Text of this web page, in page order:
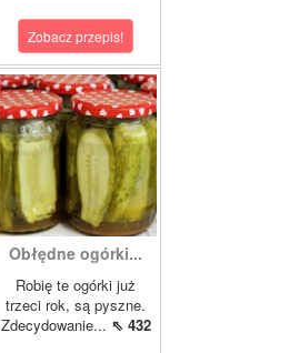
Zobacz przepis!
Obłędne ogórki...
Robię te ogórki już
trzeci rok, są pyszne.
Zdecydowanie... ⇖ 432